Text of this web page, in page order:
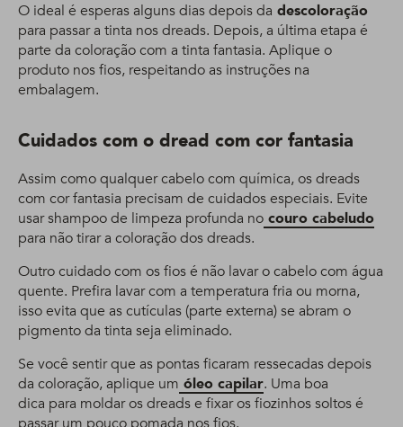
O ideal é esperas alguns dias depois da descoloração
para passar a tinta nos dreads. Depois, a última etapa é
parte da coloração com a tinta fantasia. Aplique o
produto nos fios, respeitando as instruções na
embalagem.
Cuidados com o dread com cor fantasia
Assim como qualquer cabelo com química, os dreads
com cor fantasia precisam de cuidados especiais. Evite
usar shampoo de limpeza profunda no couro cabeludo
para não tirar a coloração dos dreads.
Outro cuidado com os fios é não lavar o cabelo com água
quente. Prefira lavar com a temperatura fria ou morna,
isso evita que as cutículas (parte externa) se abram o
pigmento da tinta seja eliminado.
Se você sentir que as pontas ficaram ressecadas depois
da coloração, aplique um óleo capilar. Uma boa
dica para moldar os dreads e fixar os fiozinhos soltos é